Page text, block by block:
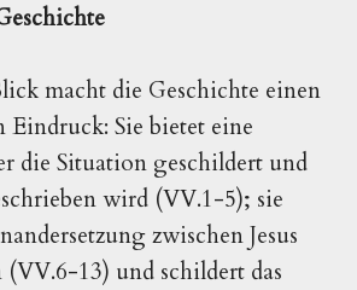
macht die Geschichte einen
Sie bietet eine
die Situation geschildert und
wird (VV.1-5); sie
zwischen Jesus
13) und schildert das